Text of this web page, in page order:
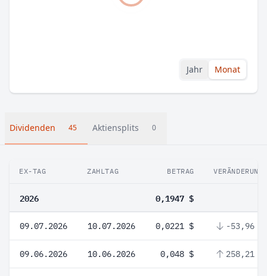
Jahr Monat
Dividenden 45 Aktiensplits 0
EX-TAG ZAHLTAG BETRAG VERÄNDERUNG
2026 0,1947 $
09.07.2026 10.07.2026 0,0221 $ -53,96 %
09.06.2026 10.06.2026 0,048 $ 258,21 %